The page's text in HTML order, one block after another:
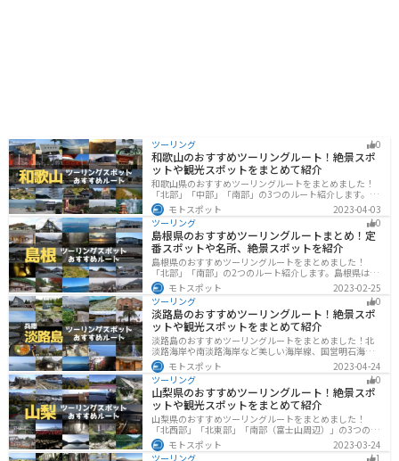
ツーリング 0
和歌山のおすすめツーリングルート！絶景スポ
ットや観光スポットをまとめて紹介
和歌山県のおすすめツーリングルートをまとめました！
「北部」「中部」「南部」の3つのルート紹介します。海
と山に囲まれた自然豊かなエリアが広がり、様々な楽し
み方ができます。バイクで和歌山県にツーリングに行く
際は参考にしてください。
モトスポット
2023-04-03
ツーリング
0
島根県のおすすめツーリングルートまとめ！定
番スポットや名所、絶景スポットを紹介
島根県のおすすめツーリングルートをまとめました！
「北部」「南部」の2つのルート紹介します。島根県は、
海と山が近く、1日で全然違う景色を堪能することができ
ます。バイクで島根県にツーリングに行く際は参考にし
てください。
モトスポット
2023-02-25
ツーリング
0
淡路島のおすすめツーリングルート！絶景スポ
ットや観光スポットをまとめて紹介
淡路島のおすすめツーリングルートをまとめました！北
淡路海岸や南淡路海岸など美しい海岸線、国営明石海峡
公園や淡路夢舞台など、自然とアートが融合した施設も
多数あります。バイクで淡路島にツーリングに行く際は
参考にしてください。
モトスポット
2023-04-24
ツーリング
0
山梨県のおすすめツーリングルート！絶景スポ
ットや観光スポットをまとめて紹介
山梨県のおすすめツーリングルートをまとめました！
「北西部」「北東部」「南部（富士山周辺）」の3つのル
ート紹介します。富士山を中心に自然豊かな景色や食事
を楽しめるスポットが多数あります。バイクで山梨県に
モトスポット
2023-03-24
ツーリング
1